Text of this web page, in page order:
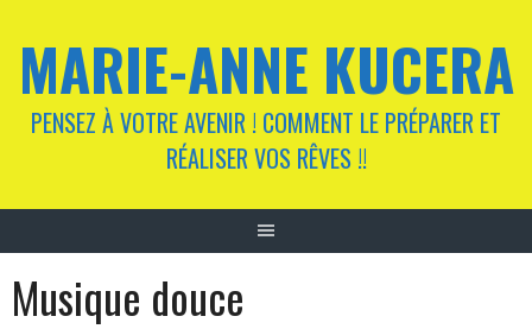
contenu
MARIE-ANNE KUCERA
PENSEZ À VOTRE AVENIR ! COMMENT LE PRÉPARER ET
RÉALISER VOS RÊVES !!
Musique douce